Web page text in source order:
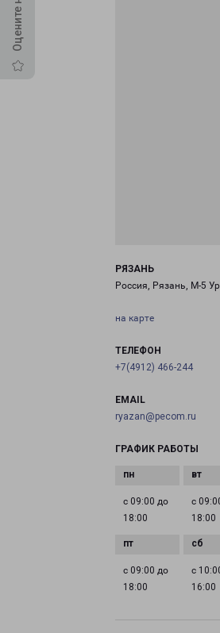
РЯЗАНЬ
Россия, Рязань, М-5
на карте
ТЕЛЕФОН
+7(4912) 466-244
EMAIL
ryazan@pecom.ru
ГРАФИК РАБОТЫ
с 09:00 до
18:00
с
18:00
с 09:00 до
18:00
с
16:00